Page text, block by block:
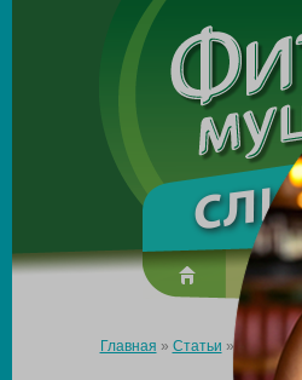
О
Главная » Статьи »Как